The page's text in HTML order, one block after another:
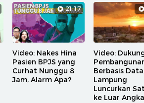
21:17
Video: Nakes Hina
Pasien BPJS yang
Curhat Nunggu 8
Jam, Alarm Apa?
Video:
Berbasis
Lampung
Luncurkan
ke Luar